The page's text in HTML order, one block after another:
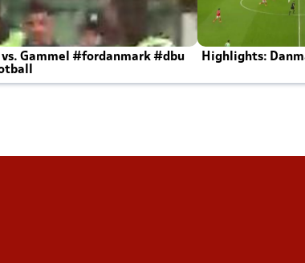
vs. Gammel #fordanmark #dbu
Highlights: